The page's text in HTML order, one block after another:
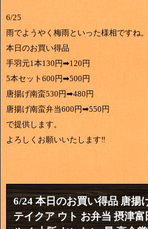
6/25
雨でようやく梅雨といった様相ですね。
本日のお買い得品
手羽元1本130円➡120円
5本セット600円➡500円
唐揚げ南蛮530円➡480円
唐揚げ南蛮弁当600円➡550円
で提供します。
よろしくお願いいたします‼
6/24 本日のお買い得品 唐揚
テイクア ウト お弁当 摂津